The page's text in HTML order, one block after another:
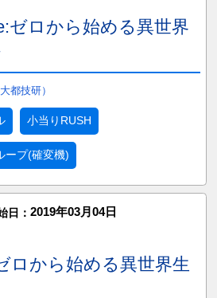
ゼロから始める異世界
都技研）
小当りRUSH
ープ(確変機)
日： 2019年03月04日
ロから始める異世界生